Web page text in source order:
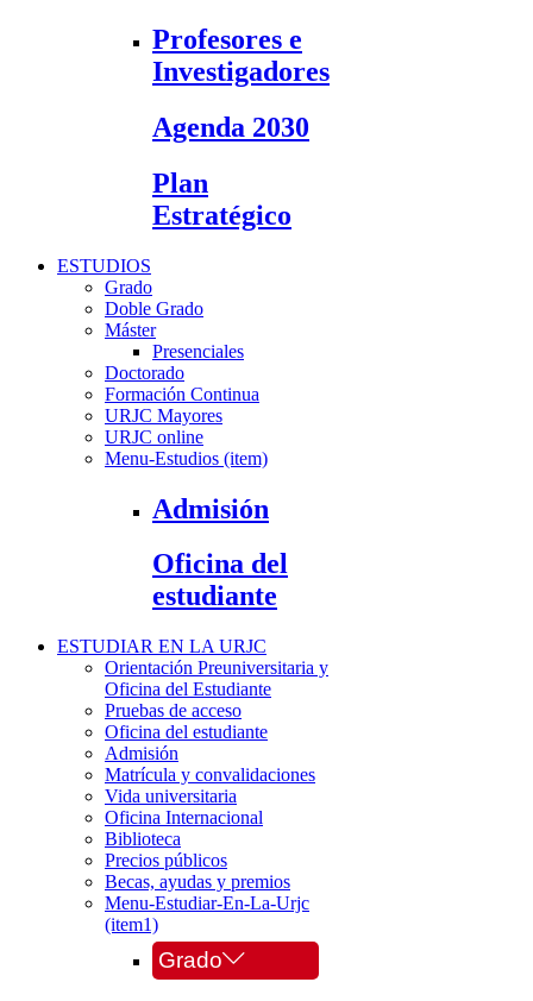
Profesores e
Investigadores
Agenda 2030
Plan
Estratégico
ESTUDIOS
Grado
Doble Grado
Máster
Presenciales
Doctorado
Formación Continua
URJC Mayores
URJC online
Menu-Estudios (item)
Admisión
Oficina del
estudiante
ESTUDIAR EN LA URJC
Orientación Preuniversitaria y
Oficina del Estudiante
Pruebas de acceso
Oficina del estudiante
Admisión
Matrícula y convalidaciones
Vida universitaria
Oficina Internacional
Biblioteca
Precios públicos
Becas, ayudas y premios
Menu-Estudiar-En-La-Urjc
(item1)
Grado